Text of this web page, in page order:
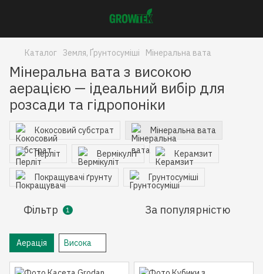
Каталог Земля, Ґрунтосуміші Мінеральна вата
Мінеральна вата з високою
аерацією — ідеальний вибір для
розсади та гідропоніки
Кокосовий субстрат Мінеральна вата
Перліт Вермікуліт Керамзит
Покращувачі ґрунту Грунтосуміші
Фільтр 1 За популярністю
Аерація Висока